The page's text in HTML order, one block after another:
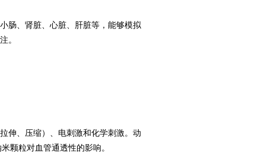
肠、肾脏、心脏、肝脏等，能够模拟
。
伸、压缩）、电刺激和化学刺激。动
颗粒对血管通透性的影响。